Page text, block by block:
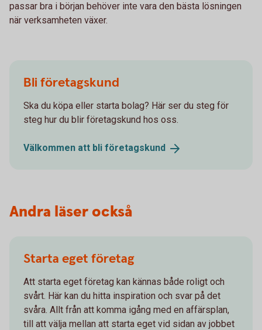
passar bra i början behöver inte vara den bästa lösningen
när verksamheten växer.
Bli företagskund
Ska du köpa eller starta bolag? Här ser du steg för
steg hur du blir företagskund hos oss.
Välkommen att bli företagskund
Andra läser också
Starta eget företag
Att starta eget företag kan kännas både roligt och
svårt. Här kan du hitta inspiration och svar på det
svåra. Allt från att komma igång med en affärsplan,
till att välja mellan att starta eget vid sidan av jobbet